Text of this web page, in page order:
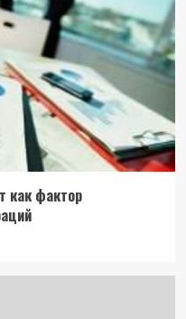
как фактор